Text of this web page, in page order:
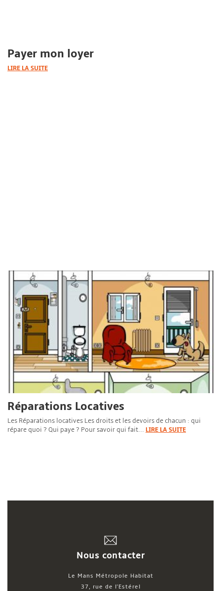
Payer mon loyer
LIRE LA SUITE
Réparations Locatives
Les Réparations locatives Les droits et les devoirs de chacun : qui
répare quoi ? Qui paye ? Pour savoir qui fait... LIRE LA SUITE
Nous contacter
Le Mans Métropole Habitat
37, rue de l'Estérel